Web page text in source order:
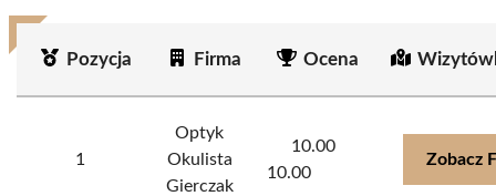
Pozycja Firma Ocena
1
Optyk
Okulista
Gierczak
10.00
10.00
Zobacz